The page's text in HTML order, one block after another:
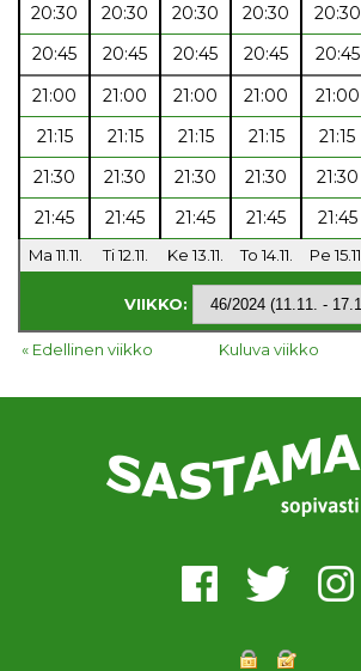
20:30
20:30 20:30 20:30 20:30
20:45
20:45 20:45 20:45 20:45
21:00
21:00 21:00 21:00 21:00
21:15
21:15 21:15 21:15 21:15
21:30
21:30 21:30 21:30 21:30
21:45
21:45 21:45 21:45 21:45
Ma 11.11. Ti 12.11. Ke 13.11. To 14.11. Pe 15.11.
VIIKKO:
« Edellinen viikko Kuluva viikko